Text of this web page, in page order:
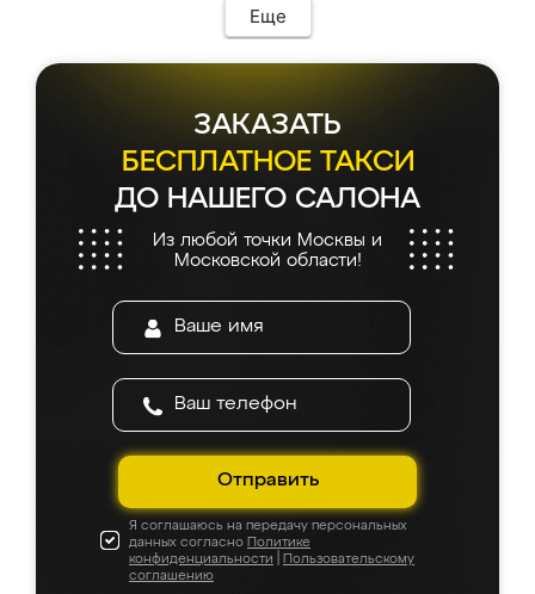
мебель сразу встала на свое место без
каких-либо доработок. Качеством осталась
довольна, все выглядит так, как и ожидала.
Еще
ЗАКАЗАТЬ
БЕСПЛАТНОЕ ТАКСИ
ДО НАШЕГО САЛОНА
Из любой точки Москвы и
Московской области!
Отправить
Я соглашаюсь на передачу персональных
данных согласно Политике
конфиденциальности
Пользовательскому
соглашению